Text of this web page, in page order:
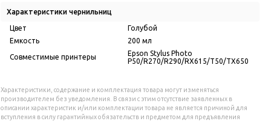
Характеристики чернильниц
Цвет
Голубой
Емкость
200 мл
Совместимые принтеры
Epson Stylus Photo
P50/R270/R290/RX615/T50/TX650
Характеристики, содержание и комплектация товара могут изменяться
производителем без уведомления. В связи с этим отсутствие заявленных в
описании характеристик и/или комплектации товара не является причиной для
вступления в силу гарантийных обязательств и предметом для предъявления